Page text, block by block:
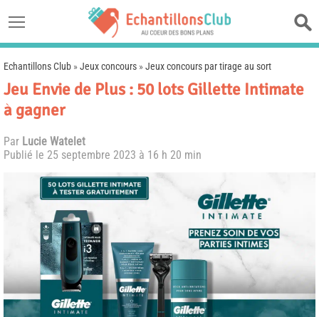
Echantillons Club »Jeux concours »Jeux concours par tirage au sort
Jeu Envie de Plus : 50 lots Gillette Intimate
à gagner
Par Lucie Watelet
Publié le 25 septembre 2023 à 16 h 20 min